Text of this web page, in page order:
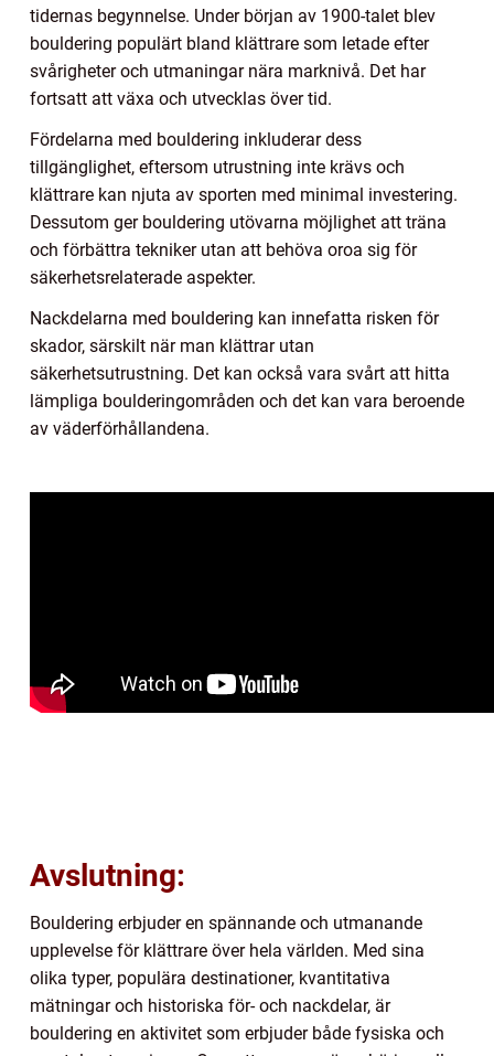
tidernas begynnelse. Under början av 1900-talet blev
bouldering populärt bland klättrare som letade efter
svårigheter och utmaningar nära marknivå. Det har
fortsatt att växa och utvecklas över tid.
Fördelarna med bouldering inkluderar dess
tillgänglighet, eftersom utrustning inte krävs och
klättrare kan njuta av sporten med minimal investering.
Dessutom ger bouldering utövarna möjlighet att träna
och förbättra tekniker utan att behöva oroa sig för
säkerhetsrelaterade aspekter.
Nackdelarna med bouldering kan innefatta risken för
skador, särskilt när man klättrar utan
säkerhetsutrustning. Det kan också vara svårt att hitta
lämpliga boulderingområden och det kan vara beroende
av väderförhållandena.
Avslutning:
Bouldering erbjuder en spännande och utmanande
upplevelse för klättrare över hela världen. Med sina
olika typer, populära destinationer, kvantitativa
mätningar och historiska för- och nackdelar, är
bouldering en aktivitet som erbjuder både fysiska och